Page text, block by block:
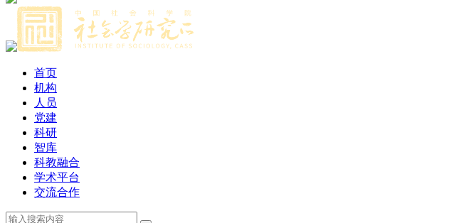
首页
机构
人员
党建
科研
智库
科教融合
学术平台
交流合作